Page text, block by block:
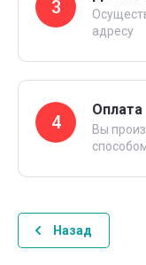
3
адресу
4
Оплата
Вы
Назад